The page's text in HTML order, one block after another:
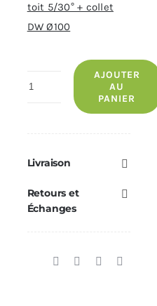
toit 5/30° + collet
DW Ø100
quantité
5/30°
Collet
AJOUTER
AU
PANIER
Livraison
Retours et
Échanges